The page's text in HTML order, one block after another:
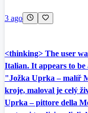
3 ago
<thinking> The user
Italian. It appears to be
"Jožka Uprka – malíř
kroje, maloval je celý
Uprka – pittore della